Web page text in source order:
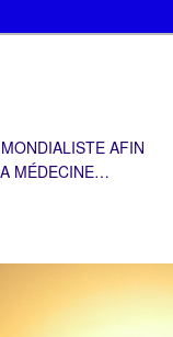
AFIN
MÉDECINE…